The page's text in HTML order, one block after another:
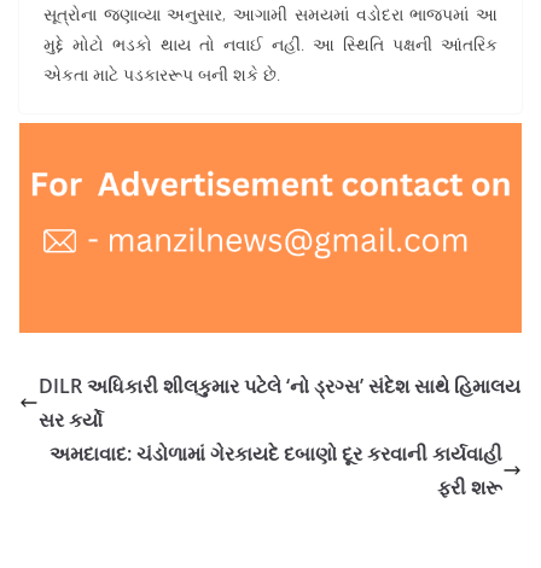
સૂત્રોના જણાવ્યા અનુસાર, આગામી સમયમાં વડોદરા ભાજપમાં આ
મુદ્દે મોટો ભડકો થાય તો નવાઈ નહીં. આ સ્થિતિ પક્ષની આંતરિક
એકતા માટે પડકારરૂપ બની શકે છે.
DILR અધિકારી શીલકુમાર પટેલે ‘નો ડ્રગ્સ’ સંદેશ સાથે હિમાલય
સર કર્યો
અમદાવાદ: ચંડોળામાં ગેરકાયદે દબાણો દૂર કરવાની કાર્યવાહી
ફરી શરૂ